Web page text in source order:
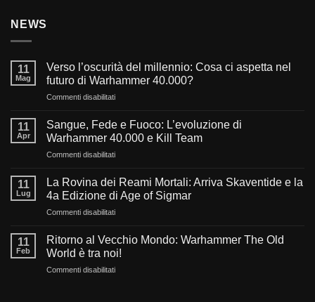
NEWS
11
Mag
Verso l’oscurità del millennio: Cosa ci aspetta nel
futuro di Warhammer 40.000?
Commenti disabilitatisu
l’oscurità
del
millennio:
Cosa
aspetta
nel
futuro
di
40.000?
11
Apr
Sangue, Fede e Fuoco: L’evoluzione di
Warhammer 40.000 e Kill Team
Commenti disabilitatisu
Fede
e
Fuoco:
L’evoluzione
Warhammer
40.000
Kill
11
Lug
La Rovina dei Reami Mortali: Arriva Skaventide e la
4a Edizione di Age of Sigmar
Commenti disabilitatisu
Rovina
dei
Reami
Mortali:
11
Feb
Ritorno al Vecchio Mondo: Warhammer The Old
World è tra noi!
Commenti disabilitatisu